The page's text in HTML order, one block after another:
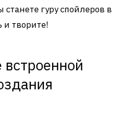
гуру спойлеров в
и творите!